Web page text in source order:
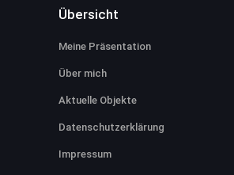
Übersicht
Meine Präsentation
Über mich
Aktuelle Objekte
Datenschutzerklärung
Impressum